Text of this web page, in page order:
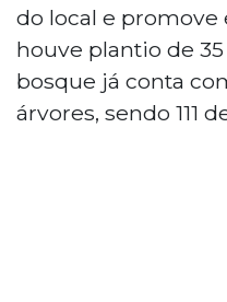
do local e promove
houve plantio de
bosque já conta
árvores, sendo 111